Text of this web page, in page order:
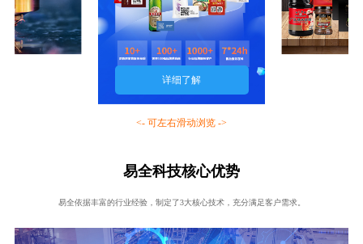
详细了解
<- 可左右滑动浏览 ->
易全科技核心优势
易全依据丰富的行业经验，制定了3大核心技术，充分满足客户需求。